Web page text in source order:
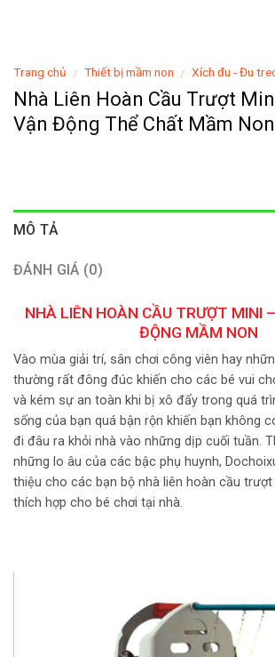
Trang chủ / Thiết bị mầm non / Xích đu - Đu
Nhà Liên Hoàn Cầu Trượt
Vận Động Thể Chất Mầm Non
MÔ TẢ
ĐÁNH GIÁ (0)
NHÀ LIÊN HOÀN CẦU TRƯỢT MINI
ĐỘNG MẦM NON
Vào mùa giải trí, sân chơi công viên hay
thường rất đông đúc khiến cho các bé vui
và kém sự an toàn khi bị xô đẩy trong quá
sống của bạn quá bận rộn khiến bạn không
đi đâu ra khỏi nhà vào những dịp cuối tuần.
những lo âu của các bậc phụ huynh,
thiệu cho các bạn bộ nhà liên hoàn cầu trượt
thích hợp cho bé chơi tại nhà.